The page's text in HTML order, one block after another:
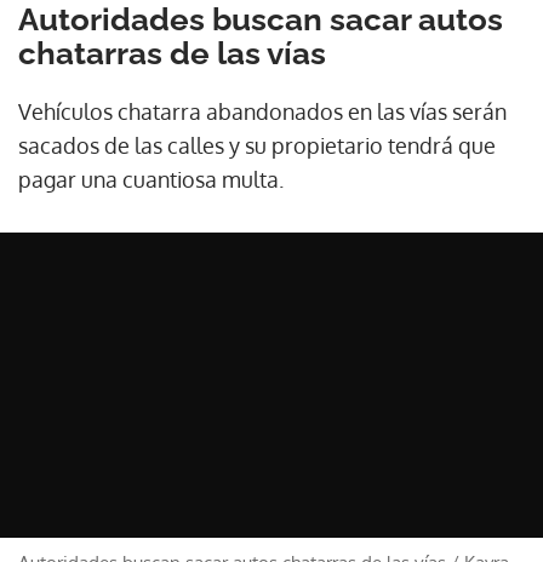
Autoridades buscan sacar autos
chatarras de las vías
Vehículos chatarra abandonados en las vías serán
sacados de las calles y su propietario tendrá que
pagar una cuantiosa multa.